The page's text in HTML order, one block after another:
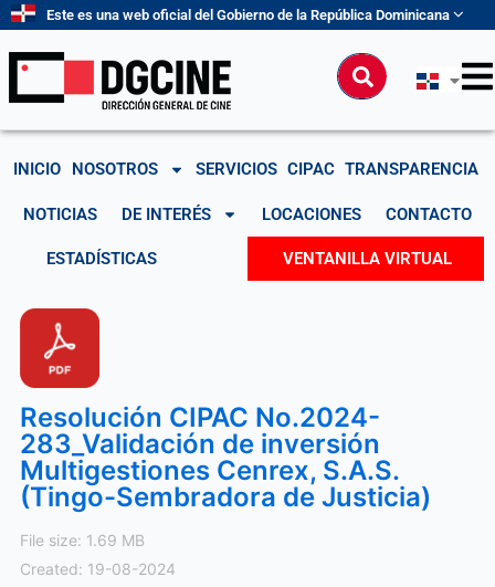
contenido
Este es una web oficial del Gobierno de la República Dominicana
Buscar
INICIO NOSOTROS SERVICIOS CIPAC TRANSPARENCIA
NOTICIAS DE INTERÉS LOCACIONES CONTACTO
ESTADÍSTICAS VENTANILLA VIRTUAL
Resolución CIPAC No.2024-
283_Validación de inversión
Multigestiones Cenrex, S.A.S.
(Tingo-Sembradora de Justicia)
File size: 1.69 MB
Created: 19-08-2024